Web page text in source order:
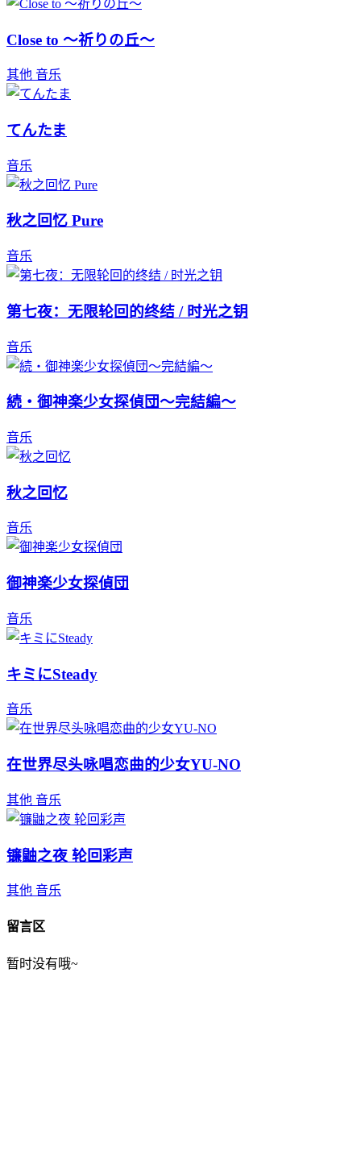
Close to ～祈りの丘～
其他 音乐
てんたま
音乐
秋之回忆 Pure
音乐
第七夜：无限轮回的终结 / 时光之钥
音乐
続・御神楽少女探偵団～完結編～
音乐
秋之回忆
音乐
御神楽少女探偵団
音乐
キミにSteady
音乐
在世界尽头咏唱恋曲的少女YU-NO
其他 音乐
镰鼬之夜 轮回彩声
其他 音乐
留言区
暂时没有哦~